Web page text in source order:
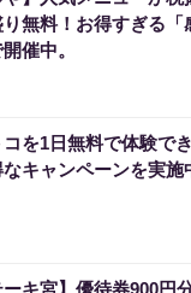
無料！お得すぎる「
催中。
コを1日無料で体験で
キャンペーンを実施
ーキ宮】優待券900円